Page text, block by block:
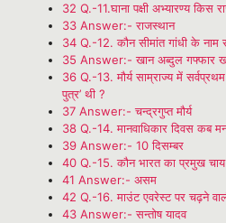
32 Q.-11.घाना पक्षी अभ्यारण्य किस
33 Answer:- राजस्थान
34 Q.-12. कौन सीमांत गांधी के नाम
35 Answer:- खान अब्दुल गफ्फार
36 Q.-13. मौर्य साम्राज्य में
पुत्र’ थी ?
37 Answer:- चन्द्रगुप्त मौर्य
38 Q.-14. मानवाधिकार दिवस कब
39 Answer:- 10 दिसम्बर
40 Q.-15. कौन भारत का प्रमुख
41 Answer:- असम
42 Q.-16. माउंट एवरेस्ट पर चढ़ने
43 Answer:- सन्तोष यादव